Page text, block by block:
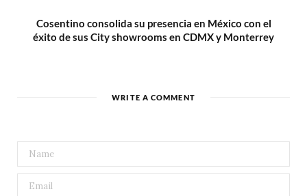
Cosentino consolida su presencia en México con el
éxito de sus City showrooms en CDMX y Monterrey
WRITE A COMMENT